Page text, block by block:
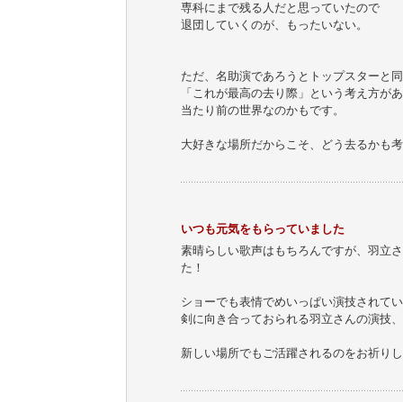
専科にまで残る人だと思っていたので
退団していくのが、もったいない。
ただ、名助演であろうとトップスターと
「これが最高の去り際」という考え方が
当たり前の世界なのかもです。
大好きな場所だからこそ、どう去るかも
いつも元気をもらっていました
素晴らしい歌声はもちろんですが、羽立
た！
ショーでも表情でめいっぱい演技されて
剣に向き合っておられる羽立さんの演技
新しい場所でもご活躍されるのをお祈り